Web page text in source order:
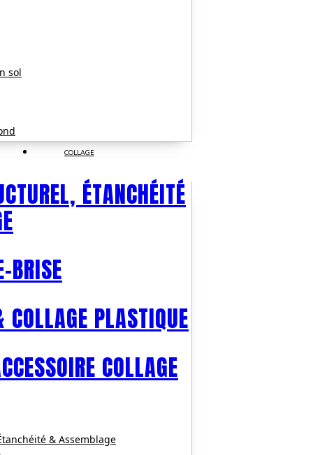
sol
COLLAGE
ÉTANCHÉITÉ
BRISE
PLASTIQUE
COLLAGE
& Assemblage